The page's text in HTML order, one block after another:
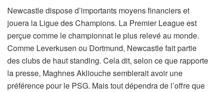
Newcastle dispose d’importants moyens financiers et
jouera la Ligue des Champions. La Premier League est
perçue comme le championnat le plus relevé au monde.
Comme Leverkusen ou Dortmund, Newcastle fait partie
des clubs de haut standing. Cela dit, selon ce que rapporte
la presse, Maghnes Akliouche semblerait avoir une
préférence pour le PSG. Mais tout dépendra de l’offre que